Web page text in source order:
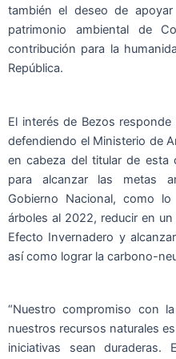
también el deseo de
patrimonio ambiental de
contribución para la
República.
El interés de Bezos
defendiendo el Ministerio de
en cabeza del titular de esta
para alcanzar las metas
Gobierno Nacional, como
árboles al 2022, reducir en
Efecto Invernadero y
así como lograr la carbono-
“Nuestro compromiso con
nuestros recursos naturales
iniciativas sean duraderas.